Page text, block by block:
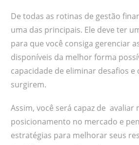
De todas as rotinas de gestão
uma das principais. Ele deve ter
para que você consiga gerenciar
disponíveis da melhor forma
capacidade de eliminar desafios
surgirem.
Assim, você será capaz de
posicionamento no mercado e
estratégias para melhorar seus